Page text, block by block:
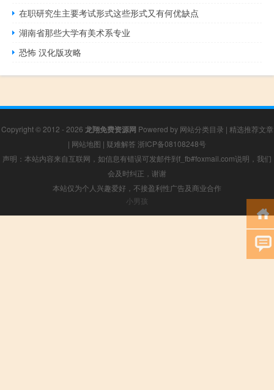
在职研究生主要考试形式这些形式又有何优缺点
湖南省那些大学有美术系专业
恐怖 汉化版攻略
Copyright © 2012 - 2026 龙翔免费资源网 Powered by 网站分类目录 | 精选推荐文章
| 网站地图 | 疑难解答 浙ICP备08108248号
声明：本站内容来自互联网，如信息有错误可发邮件到f_fb#foxmail.com说明，我们
会及时纠正，谢谢
本站仅为个人兴趣爱好，不接盈利性广告及商业合作
小男孩